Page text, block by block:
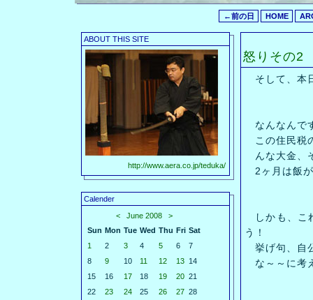
←前の日 HOME
ABOUT THIS SITE
http://www.aera.co.jp/teduka/
Calender
<
June 2008
>
Sun Mon Tue Wed Thu Fri Sat
1
2 3 4 5 6
7
8
9 10 11 12 13 14
15
16 17 18 19 20 21
22
23 24 25 26 27 28
怒りその2
そして、本
なんなんで
この住民税
んな大金、
2ヶ月は飯
しかも、こ
う！
挙げ句、自
な～～に考